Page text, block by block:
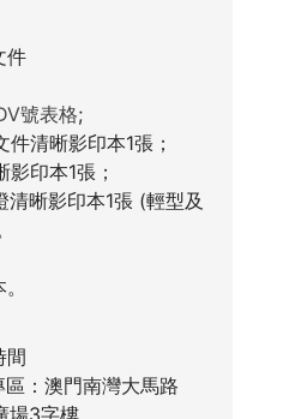
件
號表格;
清晰影印本1張；
印本1張；
清晰影印本1張 (輕型及
間
區：澳門南灣大馬路
場3字樓